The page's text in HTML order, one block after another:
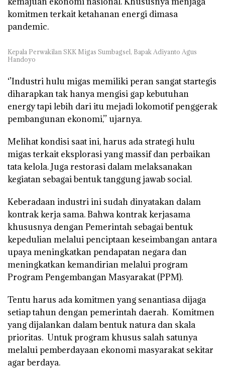
komitmen terkait ketahanan energi dimasa
pandemic.
Kepala Perwakilan SKK Migas Sumbagsel, Bapak Adiyanto Agus
Handoyo
‘’Industri hulu migas memiliki peran sangat startegis
diharapkan tak hanya mengisi gap kebutuhan
energy tapi lebih dari itu mejadi lokomotif penggerak
pembangunan ekonomi,’’ ujarnya.
Melihat kondisi saat ini, harus ada strategi hulu
migas terkait eksplorasi yang massif dan perbaikan
tata kelola. Juga restorasi dalam melaksanakan
kegiatan sebagai bentuk tanggung jawab social.
Keberadaan industri ini sudah dinyatakan dalam
kontrak kerja sama. Bahwa kontrak kerjasama
khususnya dengan Pemerintah sebagai bentuk
kepedulian melalui penciptaan keseimbangan antara
upaya meningkatkan pendapatan negara dan
meningkatkan kemandirian melalui program
Program Pengembangan Masyarakat (PPM).
Tentu harus ada komitmen yang senantiasa dijaga
setiap tahun dengan pemerintah daerah. Komitmen
yang dijalankan dalam bentuk natura dan skala
prioritas. Untuk program khusus salah satunya
melalui pemberdayaan ekonomi masyarakat sekitar
agar berdaya.